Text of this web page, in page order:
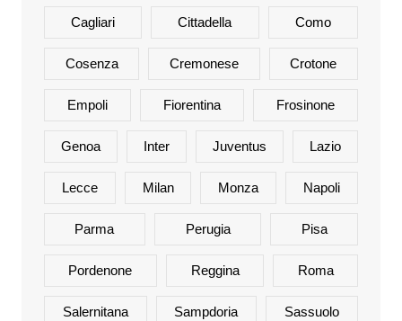
Cagliari Cittadella Como
Cosenza Cremonese Crotone
Empoli Fiorentina Frosinone
Genoa Inter Juventus Lazio
Lecce Milan Monza Napoli
Parma Perugia Pisa
Pordenone Reggina Roma
Salernitana Sampdoria Sassuolo